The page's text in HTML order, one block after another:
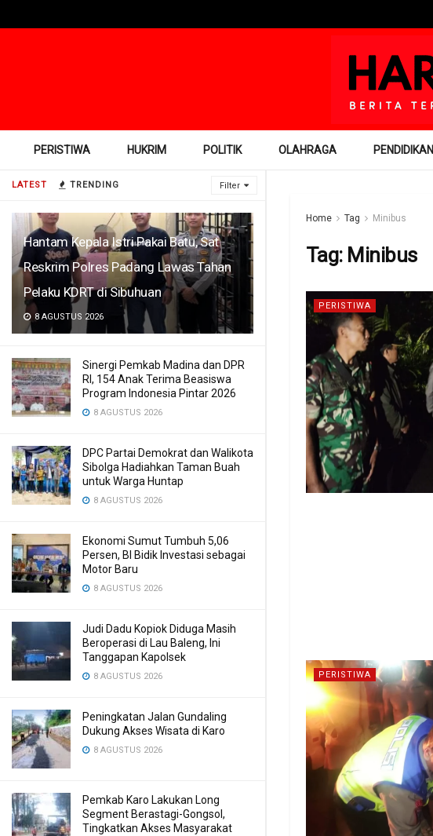
LATEST TRENDING Filter
Hantam Kepala Istri Pakai Batu, Sat
Reskrim Polres Padang Lawas Tahan
Pelaku KDRT di Sibuhuan
8 AGUSTUS 2026
Sinergi Pemkab Madina dan DPR
RI, 154 Anak Terima Beasiswa
Program Indonesia Pintar 2026
8 AGUSTUS 2026
DPC Partai Demokrat dan Walikota
Sibolga Hadiahkan Taman Buah
untuk Warga Huntap
8 AGUSTUS 2026
Ekonomi Sumut Tumbuh 5,06
Persen, BI Bidik Investasi sebagai
Motor Baru
8 AGUSTUS 2026
Judi Dadu Kopiok Diduga Masih
Beroperasi di Lau Baleng, Ini
Tanggapan Kapolsek
8 AGUSTUS 2026
Peningkatan Jalan Gundaling
Dukung Akses Wisata di Karo
8 AGUSTUS 2026
Pemkab Karo Lakukan Long
Segment Berastagi-Gongsol,
Tingkatkan Akses Masyarakat
PERISTIWA HUKRIM POLITIK OLAHRAGA PENDIDIKAN
Home Tag Minibus
Tag: Minibus
PERISTIWA
PERISTIWA